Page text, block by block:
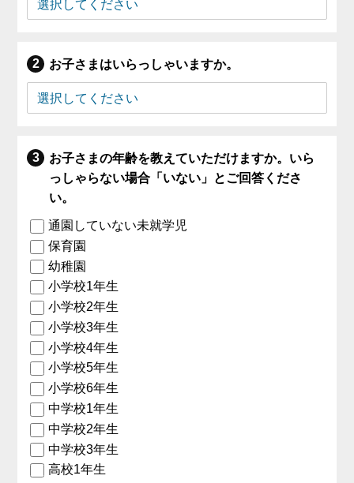
お子さまはいらっしゃいますか。
お子さまの年齢を教えていただけますか。いら
っしゃらない場合「いない」とご回答くださ
い。
通園していない未就学児
保育園
幼稚園
小学校1年生
小学校2年生
小学校3年生
小学校4年生
小学校5年生
小学校6年生
中学校1年生
中学校2年生
中学校3年生
高校1年生